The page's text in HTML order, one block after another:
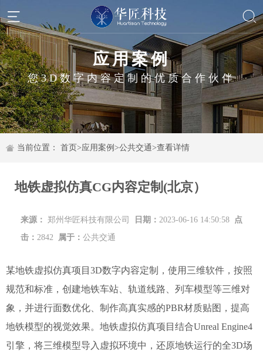
应用案例
您3D数字内容定制的优质合作伙伴
当前位置： 首页>应用案例 >公共交通>查看详情
地铁虚拟仿真CG内容定制(北京）
来源： 郑州华匠科技有限公司 日期： 2023-06-16 14:50:58
点
击： 2842 属于： 公共交通
某地铁虚拟仿真项目3D数字内容定制，使用三维软件，按照
规范和标准，创建地铁车站、轨道线路、列车模型等三维对
象，并进行面数优化、制作高真实感的PBR材质贴图，提高
地铁模型的视觉效果。地铁虚拟仿真项目结合Unreal Engine4
引擎，将三维模型导入虚拟环境中，还原地铁运行的全3D场